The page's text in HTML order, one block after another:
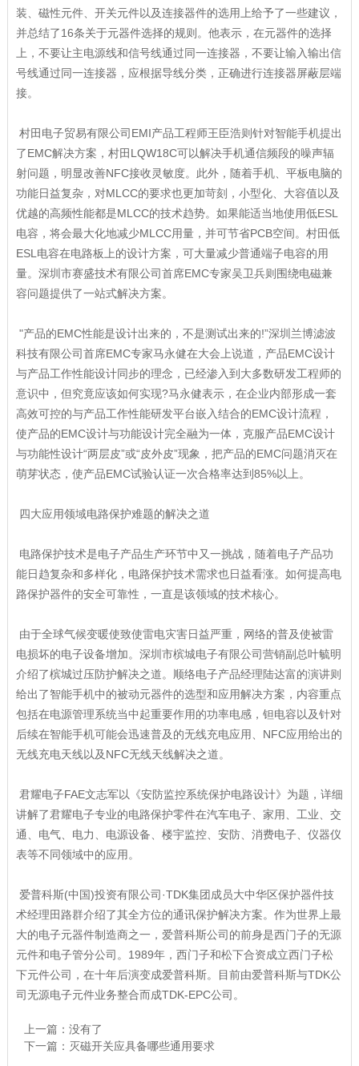
装、磁性元件、开关元件以及连接器件的选用上给予了一些建议，
并总结了16条关于元器件选择的规则。他表示，在元器件的选择
上，不要让主电源线和信号线通过同一连接器，不要让输入输出信
号线通过同一连接器，应根据导线分类，正确进行连接器屏蔽层端
接。
村田电子贸易有限公司EMI产品工程师王臣浩则针对智能手机提出
了EMC解决方案，村田LQW18C可以解决手机通信频段的噪声辐
射问题，明显改善NFC接收灵敏度。此外，随着手机、平板电脑的
功能日益复杂，对MLCC的要求也更加苛刻，小型化、大容值以及
优越的高频性能都是MLCC的技术趋势。如果能适当地使用低ESL
电容，将会最大化地减少MLCC用量，并可节省PCB空间。村田低
ESL电容在电路板上的设计方案，可大量减少普通端子电容的用
量。深圳市赛盛技术有限公司首席EMC专家吴卫兵则围绕电磁兼
容问题提供了一站式解决方案。
"产品的EMC性能是设计出来的，不是测试出来的!”深圳兰博滤波
科技有限公司首席EMC专家马永健在大会上说道，产品EMC设计
与产品工作性能设计同步的理念，已经渗入到大多数研发工程师的
意识中，但究竟应该如何实现?马永健表示，在企业内部形成一套
高效可控的与产品工作性能研发平台嵌入结合的EMC设计流程，
使产品的EMC设计与功能设计完全融为一体，克服产品EMC设计
与功能性设计“两层皮”或“皮外皮”现象，把产品的EMC问题消灭在
萌芽状态，使产品EMC试验认证一次合格率达到85%以上。
四大应用领域电路保护难题的解决之道
电路保护技术是电子产品生产环节中又一挑战，随着电子产品功
能日趋复杂和多样化，电路保护技术需求也日益看涨。如何提高电
路保护器件的安全可靠性，一直是该领域的技术核心。
由于全球气候变暖使致使雷电灾害日益严重，网络的普及使被雷
电损坏的电子设备增加。深圳市槟城电子有限公司营销副总叶毓明
介绍了槟城过压防护解决之道。顺络电子产品经理陆达富的演讲则
给出了智能手机中的被动元器件的选型和应用解决方案，内容重点
包括在电源管理系统当中起重要作用的功率电感，钽电容以及针对
后续在智能手机可能会迅速普及的无线充电应用、NFC应用给出的
无线充电天线以及NFC无线天线解决之道。
君耀电子FAE文志军以《安防监控系统保护电路设计》为题，详细
讲解了君耀电子专业的电路保护零件在汽车电子、家用、工业、交
通、电气、电力、电源设备、楼宇监控、安防、消费电子、仪器仪
表等不同领域中的应用。
爱普科斯(中国)投资有限公司·TDK集团成员大中华区保护器件技
术经理田路群介绍了其全方位的通讯保护解决方案。作为世界上最
大的电子元器件制造商之一，爱普科斯公司的前身是西门子的无源
元件和电子管分公司。1989年，西门子和松下合资成立西门子松
下元件公司，在十年后演变成爱普科斯。目前由爱普科斯与TDK公
司无源电子元件业务整合而成TDK-EPC公司。
上一篇：没有了
下一篇： 灭磁开关应具备哪些通用要求